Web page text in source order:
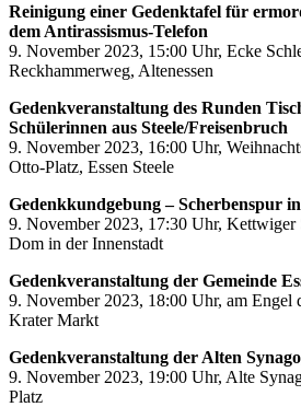
Reinigung einer Gedenktafel für
dem Antirassismus-Telefon
9. November 2023, 15:00 Uhr, Ecke
Reckhammerweg, Altenessen
Gedenkveranstaltung des Runden
Schülerinnen aus Steele/Freisenbruch
9. November 2023, 16:00 Uhr,
Otto-Platz, Essen Steele
Gedenkkundgebung – Scherbenspur
9. November 2023, 17:30 Uhr, Kettwiger
Dom in der Innenstadt
Gedenkveranstaltung der Gemeinde
9. November 2023, 18:00 Uhr, am Engel
Krater Markt
Gedenkveranstaltung der Alten
9. November 2023, 19:00 Uhr, Alte
Platz